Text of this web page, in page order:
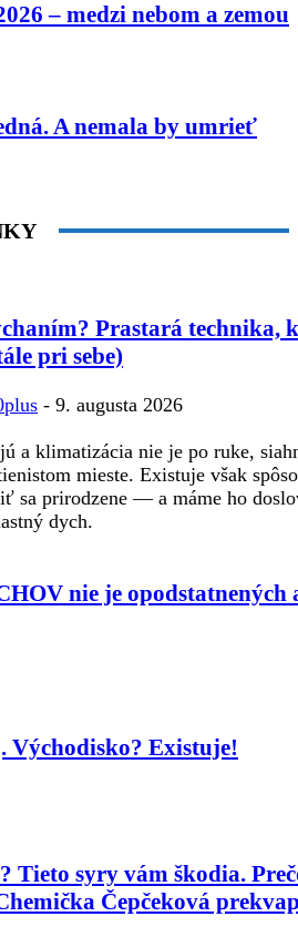
– medzi nebom a zemou
A nemala by umrieť
Prastará technika,
pri sebe)
- 9. augusta 2026
a klimatizácia nie je po ruke,
mieste. Existuje však
sa prirodzene — a máme ho
dych.
nie je opodstatnených
Východisko? Existuje!
Tieto syry vám škodia.
Čepčeková